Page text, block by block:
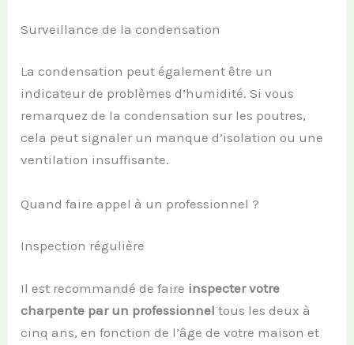
Surveillance de la condensation
La condensation peut également être un
indicateur de problèmes d’humidité. Si vous
remarquez de la condensation sur les poutres,
cela peut signaler un manque d’isolation ou une
ventilation insuffisante.
Quand faire appel à un professionnel ?
Inspection régulière
Il est recommandé de faire inspecter votre
charpente par un professionnel tous les deux à
cinq ans, en fonction de l’âge de votre maison et